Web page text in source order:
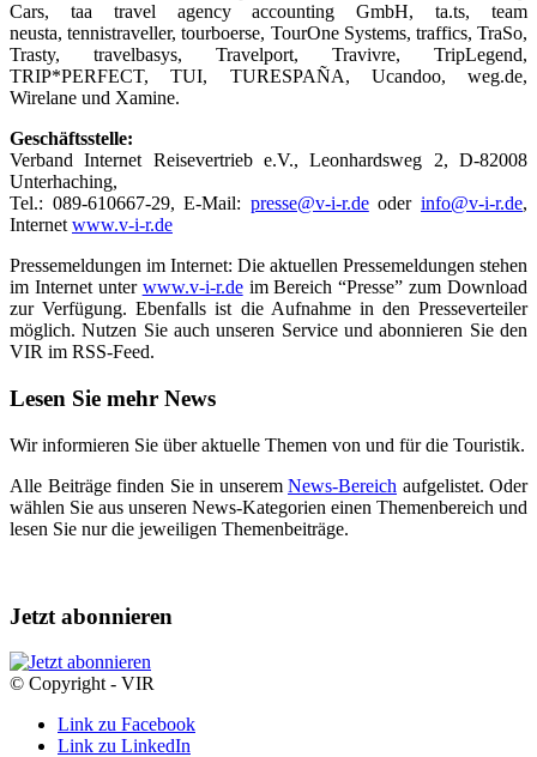
Cars, taa travel agency accounting GmbH, ta.ts, team
neusta, tennistraveller, tourboerse, TourOne Systems, traffics, TraSo,
Trasty, travelbasys, Travelport, Travivre, TripLegend,
TRIP*PERFECT, TUI, TURESPAÑA, Ucandoo, weg.de,
Wirelane und Xamine.
Geschäftsstelle:
Verband Internet Reisevertrieb e.V., Leonhardsweg 2, D-82008
Unterhaching,
Tel.: 089-610667-29, E-Mail: presse@v-i-r.deoderinfo@v-i-r.de,
Internetwww.v-i-r.de
Pressemeldungen im Internet: Die aktuellen Pressemeldungen stehen
im Internet unter www.v-i-r.deim Bereich “Presse” zum Download
zur Verfügung. Ebenfalls ist die Aufnahme in den Presseverteiler
möglich. Nutzen Sie auch unseren Service und abonnieren Sie den
VIR im RSS-Feed.
Lesen Sie mehr News
Wir informieren Sie über aktuelle Themen von und für die Touristik.
Alle Beiträge finden Sie in unserem News-Bereich aufgelistet. Oder
wählen Sie aus unseren News-Kategorien einen Themenbereich und
lesen Sie nur die jeweiligen Themenbeiträge.
Jetzt abonnieren
© Copyright - VIR
Link zu Facebook
Link zu LinkedIn